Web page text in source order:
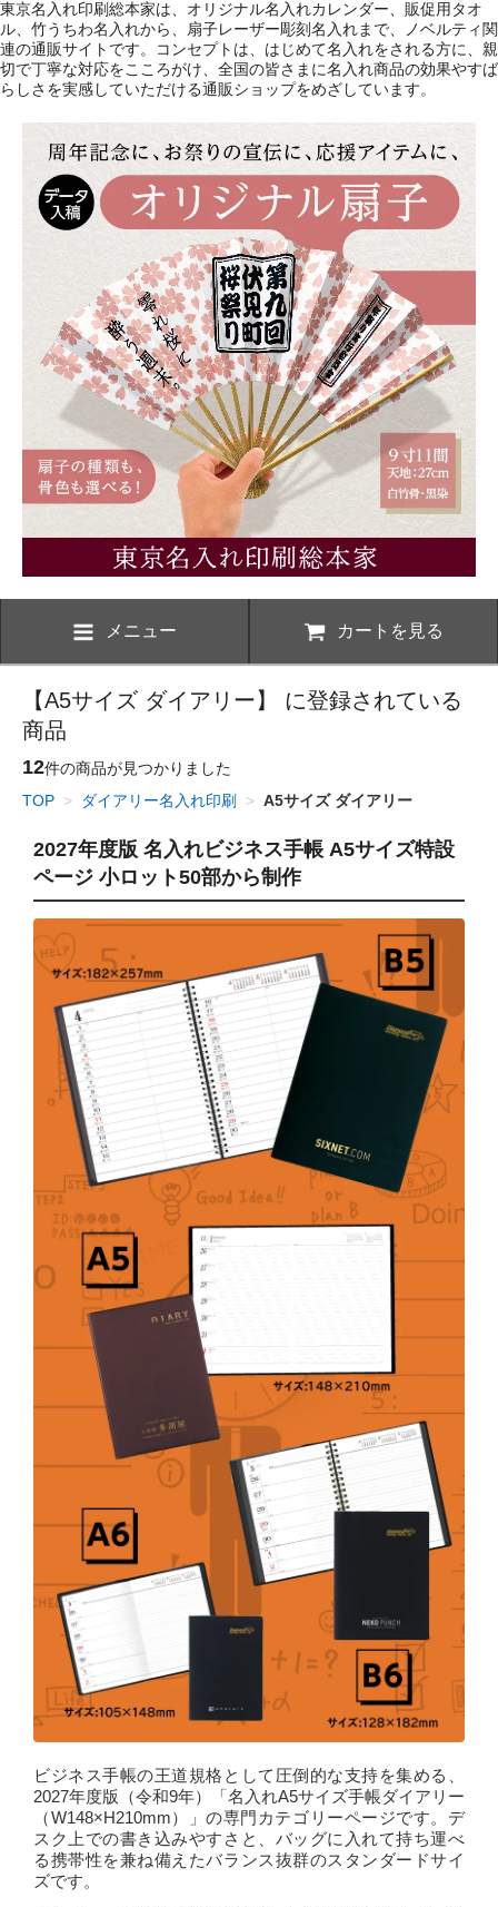
東京名入れ印刷総本家は、オリジナル名入れカレンダー、販促用タオ
ル、竹うちわ名入れから、扇子レーザー彫刻名入れまで、ノベルティ関
連の通販サイトです。コンセプトは、はじめて名入れをされる方に、親
切で丁寧な対応をこころがけ、全国の皆さまに名入れ商品の効果やすば
らしさを実感していただける通販ショップをめざしています。
メニュー カートを見る
【A5サイズ ダイアリー】 に登録されている
商品
12件の商品が見つかりました
TOP > ダイアリー名入れ印刷 > A5サイズ ダイアリー
2027年度版 名入れビジネス手帳 A5サイズ特設
ページ 小ロット50部から制作
ビジネス手帳の王道規格として圧倒的な支持を集める、
2027年度版（令和9年）「名入れA5サイズ手帳ダイアリー
（W148×H210mm）」の専門カテゴリーページです。デ
スク上での書き込みやすさと、バッグに入れて持ち運べ
る携帯性を兼ね備えたバランス抜群のスタンダードサイ
ズです。